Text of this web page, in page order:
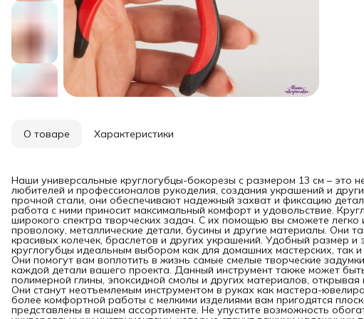
О товаре Характеристики
Наши универсальные круглогубцы-бокорезы с размером 13 см – это
любителей и профессионалов рукоделия, создания украшений и
прочной стали, они обеспечивают надежный захват и фиксацию
работа с ними приносит максимальный комфорт и удовольствие.
широкого спектра творческих задач. С их помощью вы сможете легко
проволоку, металлические детали, бусины и другие материалы. Они
красивых колечек, браслетов и других украшений. Удобный размер и
круглогубцы идеальным выбором как для домашних мастерских, так
Они помогут вам воплотить в жизнь самые смелые творческие
каждой детали вашего проекта. Данный инструмент также может
полимерной глины, эпоксидной смолы и других материалов,
Они станут неотъемлемым инструментом в руках как мастера-
более комфортной работы с мелкими изделиями вам пригодятся
представлены в нашем ассортименте. Не упустите возможность